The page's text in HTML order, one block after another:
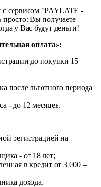
с сервисом "PAYLATE -
просто: Вы получаете
у Вас будут деньги!
оплата»:
до покупки 15
после льготного периода
- до 12 месяцев.
регистрацией на
- от 18 лет;
в кредит от 3 000 –
дохода.